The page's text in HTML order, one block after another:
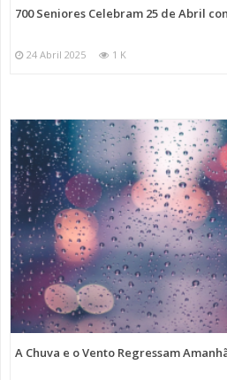
700 Seniores Celebram 25 de Abril
24 Abril 2025 1 K
A Chuva e o Vento Regressam